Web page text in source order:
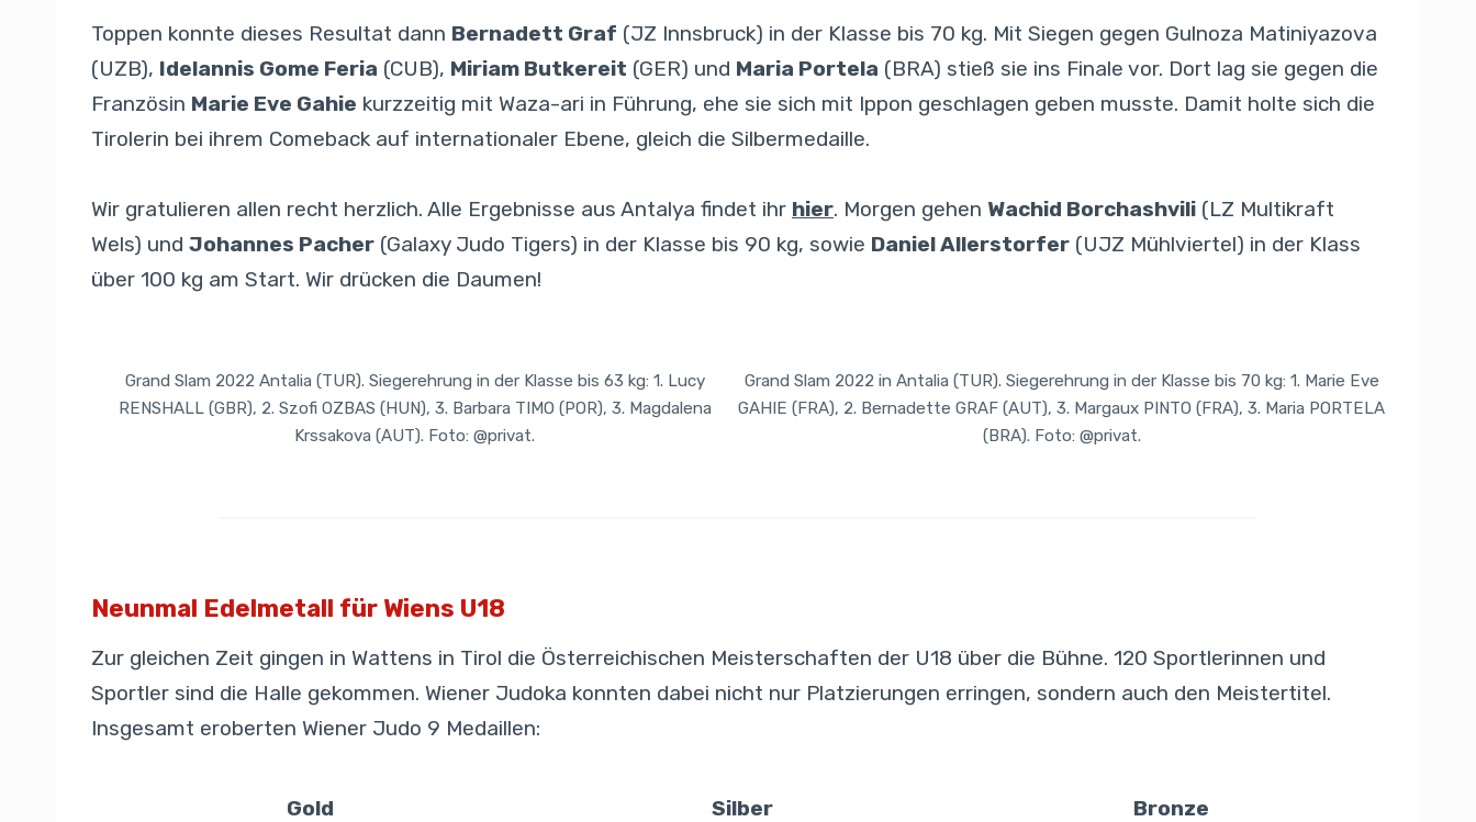
Toppen konnte dieses Resultat dann Bernadett Graf (JZ Innsbruck) in der Klasse bis 70 kg. Mit Siegen gegen Gulnoza Matiniyazova
(UZB), Idelannis Gome Feria (CUB), Miriam Butkereit (GER) und Maria Portela (BRA) stieß sie ins Finale vor. Dort lag sie gegen die
Französin Marie Eve Gahie kurzzeitig mit Waza-ari in Führung, ehe sie sich mit Ippon geschlagen geben musste. Damit holte sich die
Tirolerin bei ihrem Comeback auf internationaler Ebene, gleich die Silbermedaille.
Wir gratulieren allen recht herzlich. Alle Ergebnisse aus Antalya findet ihr hier. Morgen gehen Wachid Borchashvili (LZ Multikraft
Wels) und Johannes Pacher (Galaxy Judo Tigers) in der Klasse bis 90 kg, sowie Daniel Allerstorfer (UJZ Mühlviertel) in der Klass
über 100 kg am Start. Wir drücken die Daumen!
Grand Slam 2022 Antalia (TUR). Siegerehrung in der Klasse bis 63 kg: 1. Lucy
RENSHALL (GBR), 2. Szofi OZBAS (HUN), 3. Barbara TIMO (POR), 3. Magdalena
Krssakova (AUT). Foto: @privat.
Grand Slam 2022 in Antalia (TUR). Siegerehrung in der Klasse bis 70 kg: 1. Marie Eve
GAHIE (FRA), 2. Bernadette GRAF (AUT), 3. Margaux PINTO (FRA), 3. Maria PORTELA
(BRA). Foto: @privat.
Neunmal Edelmetall für Wiens U18
Zur gleichen Zeit gingen in Wattens in Tirol die Österreichischen Meisterschaften der U18 über die Bühne. 120 Sportlerinnen und
Sportler sind die Halle gekommen. Wiener Judoka konnten dabei nicht nur Platzierungen erringen, sondern auch den Meistertitel.
Insgesamt eroberten Wiener Judo 9 Medaillen:
Gold Silber Bronze